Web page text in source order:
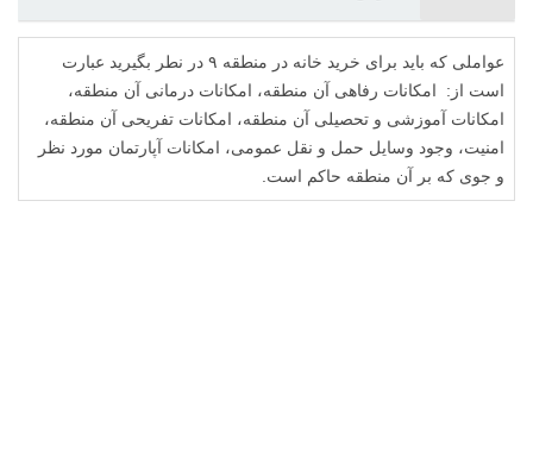
عواملی که باید برای خرید خانه در منطقه ۹ در نطر بگیرید عبارت
است از: امکانات رفاهی آن منطقه، امکانات درمانی آن منطقه،
امکانات آموزشی و تحصیلی آن منطقه، امکانات تفریحی آن منطقه،
امنیت، وجود وسایل حمل و نقل عمومی، امکانات آپارتمان مورد نظر
و جوی که بر آن منطقه حاکم است.